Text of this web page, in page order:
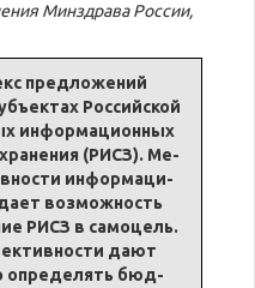
Мин­здра­ва Рос­сии,
предло­же­ний
Рос­сий­ской
ин­фор­ма­ци­он­ных
(РИСЗ). Ме­
ин­фор­ма­ци­
возмож­ность
РИСЗ в само­цель.
да­ют
опре­де­лять бюд­